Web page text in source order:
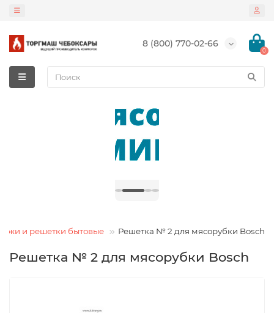
8 (800) 770-02-66
0
и решетки бытовые Решетка № 2 для мясорубки Bosch
Решетка № 2 для мясорубки Bosch